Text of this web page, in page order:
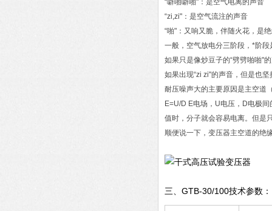
“噼啪噼啪"：是空气电离的声音
“zi,zi"：是空气流注的声音
“啪"：又响又脆，伴随火花，是
一般，空气放电分三阶段，*阶
如果只是像炒豆子的“劈劈啪啪"
如果出现“zi zi"的声音，但是也
耐压噪声大的主要原因是主空道
E=U/D E电场，U电压，D电极
值时，分子就会容易电离。但是
顺便说一下，变压器主空道的绝
三、 GTB-30/100技术参数：